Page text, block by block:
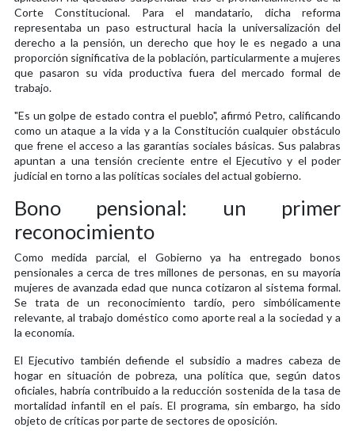
Corte Constitucional. Para el mandatario, dicha reforma
representaba un paso estructural hacia la universalización del
derecho a la pensión, un derecho que hoy le es negado a una
proporción significativa de la población, particularmente a mujeres
que pasaron su vida productiva fuera del mercado formal de
trabajo.
"Es un golpe de estado contra el pueblo", afirmó Petro, calificando
como un ataque a la vida y a la Constitución cualquier obstáculo
que frene el acceso a las garantías sociales básicas. Sus palabras
apuntan a una tensión creciente entre el Ejecutivo y el poder
judicial en torno a las políticas sociales del actual gobierno.
Bono pensional: un primer
reconocimiento
Como medida parcial, el Gobierno ya ha entregado bonos
pensionales a cerca de tres millones de personas, en su mayoría
mujeres de avanzada edad que nunca cotizaron al sistema formal.
Se trata de un reconocimiento tardío, pero simbólicamente
relevante, al trabajo doméstico como aporte real a la sociedad y a
la economía.
El Ejecutivo también defiende el subsidio a madres cabeza de
hogar en situación de pobreza, una política que, según datos
oficiales, habría contribuido a la reducción sostenida de la tasa de
mortalidad infantil en el país. El programa, sin embargo, ha sido
objeto de críticas por parte de sectores de oposición.